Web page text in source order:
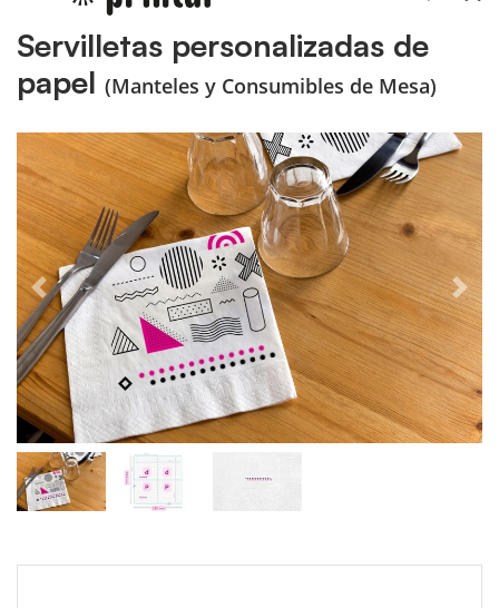
Servilletas personalizadas de
papel (Manteles y Consumibles de Mesa)